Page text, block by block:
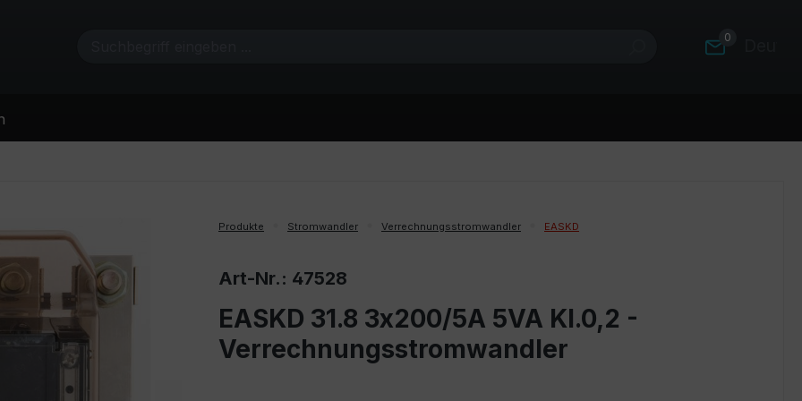
0
Produkte Stromwandler Verrechnungsstromwandler EASKD
Art-Nr.: 47528
EASKD 31.8 3x200/5A 5VA Kl.0,2 -
Verrechnungsstromwandler